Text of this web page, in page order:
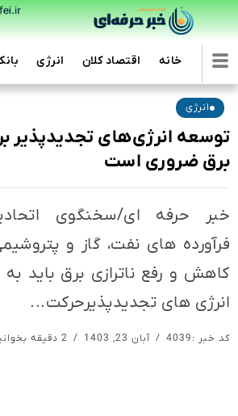
خانه اقتصاد کلان انرژی
انرژی
توسعه انرژی‌های تجدیدپذیر
برق ضروری است
خبر حرفه ای/سخنگوی
فرآورده های نفت، گاز و
کاهش و رفع ناترازی برق باید
انرژی های تجدیدپذیرحرکت...
کد خبر :4039 آبان 23, 1403